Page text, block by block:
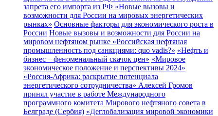
запрета его импорта из РФ «Новые вызовы и
возможности для России на мировых энергетических
рынках» Основные факторы для экономического роста в
России Новые вызовы и возможности для России на
мировом нефтяном рынке «Российская нефтяная
промышленность под санкциями: quo vadis?» «Нефть и
бизнес – феноменальный скачок цен» «Мировое
экономическое положение и перспективы 2024»
«Россия-Африка: раскрытие потенциала
энергетического сотрудничества» Алексей Громов
принял участие в работе Международного
программного комитета Мирового нефтяного совета в
Белграде (Сербия) «Деглобализация мировой экономики